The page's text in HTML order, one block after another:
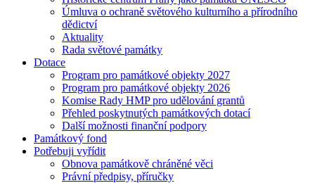
Úmluva o ochraně světového kulturního a přírodního
dědictví
Aktuality
Rada světové památky
Dotace
Program pro památkové objekty 2027
Program pro památkové objekty 2026
Komise Rady HMP pro udělování grantů
Přehled poskytnutých památkových dotací
Další možnosti finanční podpory
Památkový fond
Potřebuji vyřídit
Obnova památkově chráněné věci
Právní předpisy, příručky